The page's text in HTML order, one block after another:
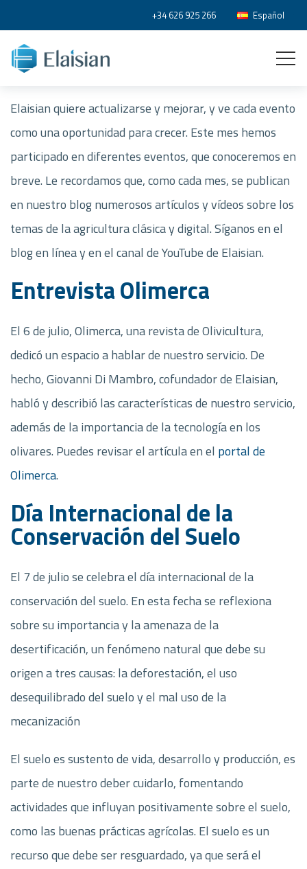
+34 626 925 266 Español
Elaisian quiere actualizarse y mejorar, y ve cada evento
como una oportunidad para crecer. Este mes hemos
participado en diferentes eventos, que conoceremos en
breve. Le recordamos que, como cada mes, se publican
en nuestro blog numerosos artículos y vídeos sobre los
temas de la agricultura clásica y digital. Síganos en el
blog en línea y en el canal de YouTube de Elaisian.
Entrevista Olimerca
El 6 de julio, Olimerca, una revista de Olivicultura,
dedicó un espacio a hablar de nuestro servicio. De
hecho, Giovanni Di Mambro, cofundador de Elaisian,
habló y describió las características de nuestro servicio,
además de la importancia de la tecnología en los
olivares. Puedes revisar el artícula en el portal de
Olimerca.
Día Internacional de la
Conservación del Suelo
El 7 de julio se celebra el día internacional de la
conservación del suelo. En esta fecha se reflexiona
sobre su importancia y la amenaza de la
desertificación, un fenómeno natural que debe su
origen a tres causas: la deforestación, el uso
desequilibrado del suelo y el mal uso de la
mecanización
El suelo es sustento de vida, desarrollo y producción, es
parte de nuestro deber cuidarlo, fomentando
actividades que influyan positivamente sobre el suelo,
como las buenas prácticas agrícolas. El suelo es un
recurso que debe ser resguardado, ya que será el